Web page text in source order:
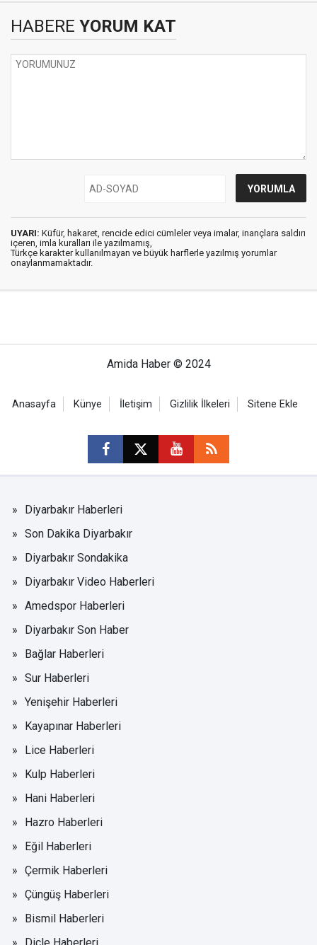
HABERE YORUM KAT
UYARI: Küfür, hakaret, rencide edici cümleler veya imalar, inançlara saldırı
içeren, imla kuralları ile yazılmamış,
Türkçe karakter kullanılmayan ve büyük harflerle yazılmış yorumlar
onaylanmamaktadır.
Amida Haber © 2024
Anasayfa Künye İletişim Gizlilik İlkeleri Sitene Ekle
Diyarbakır Haberleri
Son Dakika Diyarbakır
Diyarbakır Sondakika
Diyarbakır Video Haberleri
Amedspor Haberleri
Diyarbakır Son Haber
Bağlar Haberleri
Sur Haberleri
Yenişehir Haberleri
Kayapınar Haberleri
Lice Haberleri
Kulp Haberleri
Hani Haberleri
Hazro Haberleri
Eğil Haberleri
Çermik Haberleri
Çüngüş Haberleri
Bismil Haberleri